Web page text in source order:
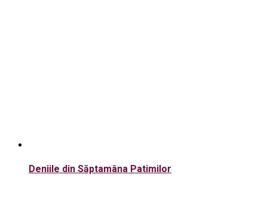
Deniile din Săptamâna Patimilor